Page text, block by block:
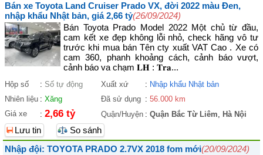
Bán xe Toyota Land Cruiser Prado VX, đời 2022 màu Đen,
nhập khẩu Nhật bản, giá 2,66 tỷ(26/09/2024)
Bán Toyota Prado Model 2022 Một chủ từ đầu,
cam kết xe đẹp không lỗi nhỏ, check hãng vô tư
trước khi mua bán Tên cty xuất VAT Cao . Xe có
cam 360, phanh khoảng cách, cảnh báo vượt,
cảnh báo va chạm 𝐋𝐇 : 𝐓𝐫𝐚...
Hộp số : Số tự động Xuất xứ : Nhập khẩu Nhật bản
Nhiên liệu : Xăng Đã sử dụng : 56.000 km
Giá xe
: 2,66 tỷ Quận/Huyện : Quận Bắc Từ Liêm, Hà Nội
Lưu tin
So sánh
Nhập đội: TOYOTA PRADO 2.7VX 2018 fom mới(20/09/2024)